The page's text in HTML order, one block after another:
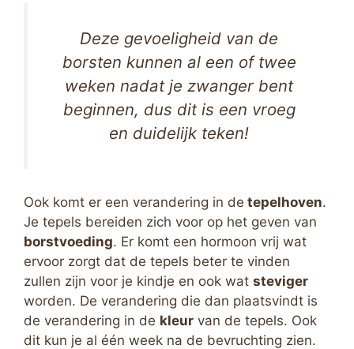
Deze gevoeligheid van de
borsten kunnen al een of twee
weken nadat je zwanger bent
beginnen, dus dit is een vroeg
en duidelijk teken!
Ook komt er een verandering in de tepelhoven.
Je tepels bereiden zich voor op het geven van
borstvoeding. Er komt een hormoon vrij wat
ervoor zorgt dat de tepels beter te vinden
zullen zijn voor je kindje en ook wat steviger
worden. De verandering die dan plaatsvindt is
de verandering in de kleur van de tepels. Ook
dit kun je al één week na de bevruchting zien.